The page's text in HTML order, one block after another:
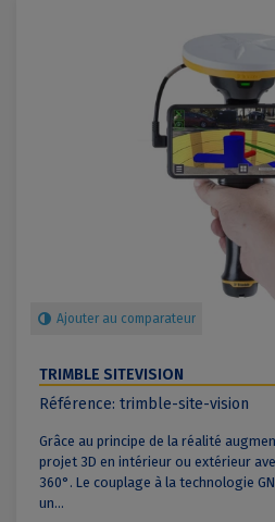
Ajouter au comparateur
TRIMBLE SITEVISION
Référence: trimble-site-vision
Grâce au principe de la réalité
projet 3D en intérieur ou extérieur
360°. Le couplage à la technologie
un...